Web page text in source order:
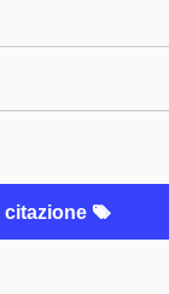
citazione